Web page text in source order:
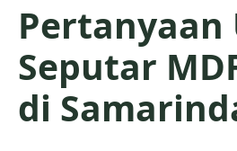
Pertanyaan
Seputar
di